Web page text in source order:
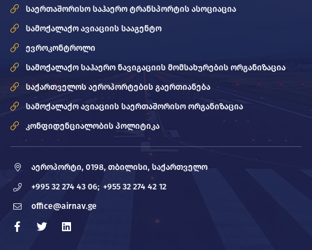
საერთაშორისო საჰაერო ტრანსპორტის ასოციაცია
სამოქალაქო ავიაციის სააგენტო
ევროკონტროლი
სამოქალაქო საჰაერო ნავიგაციის მომსახურების ორგანიზაცია
საქართველოს აეროპორტების გაერთიანება
სამოქალაქო ავიაციის საერთაშორისო ორგანიზაცია
კონფიდენციალობის პოლიტიკა
აეროპორტი, 0198, თბილისი, საქართველო
+995 32 274 43 06; +955 32 274 42 12
office@airnav.ge